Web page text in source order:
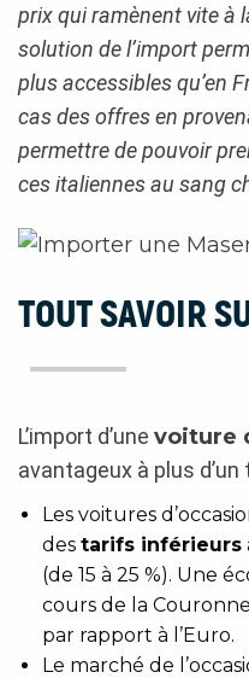
prix qui ramènent vite à
solution de l’import
plus accessibles qu’en
cas des offres en
permettre de pouvoir
ces italiennes au sang
TOUT SAVOIR
L’import d’une voiture
avantageux à plus d’un
Les voitures
des tarifs inférieurs
(de 15 à 25 %). Une
cours de la
par rapport à l’Euro.
Le marché de